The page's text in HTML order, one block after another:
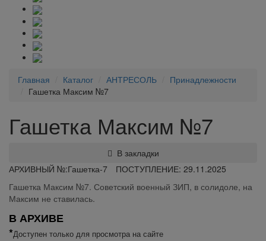
Главная Каталог АНТРЕСОЛЬ
Принадлежности
Гашетка Максим №7
Гашетка Максим №7
В закладки
АРХИВНЫЙ №:Гашетка-7
ПОСТУПЛЕНИЕ: 29.11.2025
Гашетка Максим №7. Советский военный ЗИП, в солидоле, на
Максим не ставилась.
В АРХИВЕ
*Доступен только для просмотра на сайте